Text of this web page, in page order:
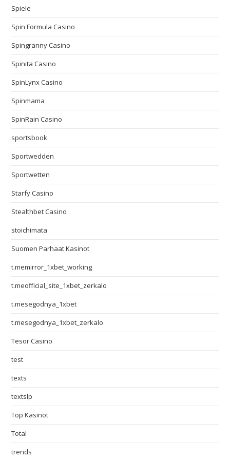
Spiele
Spin Formula Casino
Spingranny Casino
Spinita Casino
SpinLynx Casino
Spinmama
SpinRain Casino
sportsbook
Sportwedden
Sportwetten
Starfy Casino
Stealthbet Casino
stoichimata
Suomen Parhaat Kasinot
t.memirror_1xbet_working
t.meofficial_site_1xbet_zerkalo
t.mesegodnya_1xbet
t.mesegodnya_1xbet_zerkalo
Tesor Casino
test
texts
textslp
Top Kasinot
Total
trends